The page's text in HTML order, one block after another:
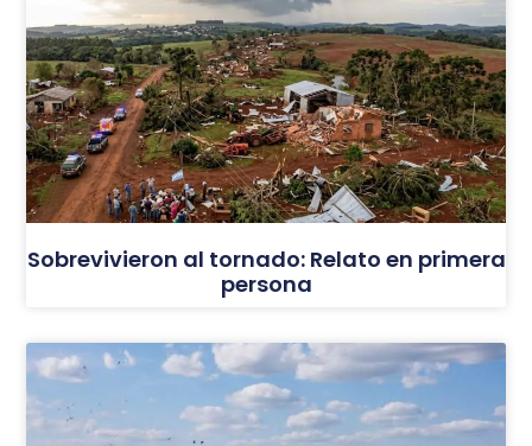
Sobrevivieron al tornado: Relato en primera
persona